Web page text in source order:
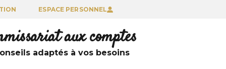
ESPACE PERSONNEL
aux comptes
adaptés à vos besoins